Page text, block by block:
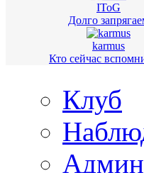
IToG
Долго
karmus
Кто сейчас
Клуб